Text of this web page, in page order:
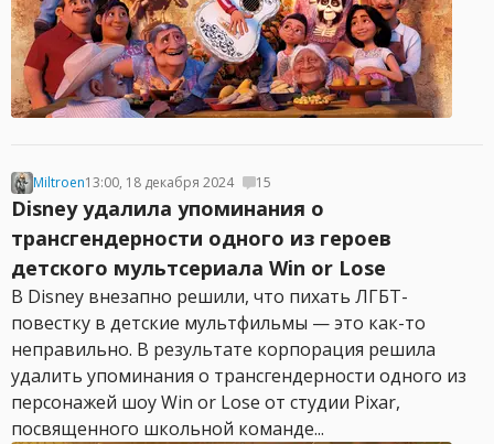
Miltroen13:00, 18 декабря 2024 15
Disney удалила упоминания о
трансгендерности одного из героев
детского мультсериала Win or Lose
В Disney внезапно решили, что пихать ЛГБТ-
повестку в детские мультфильмы — это как-то
неправильно. В результате корпорация решила
удалить упоминания о трансгендерности одного из
персонажей шоу Win or Lose от студии Pixar,
посвященного школьной команде...